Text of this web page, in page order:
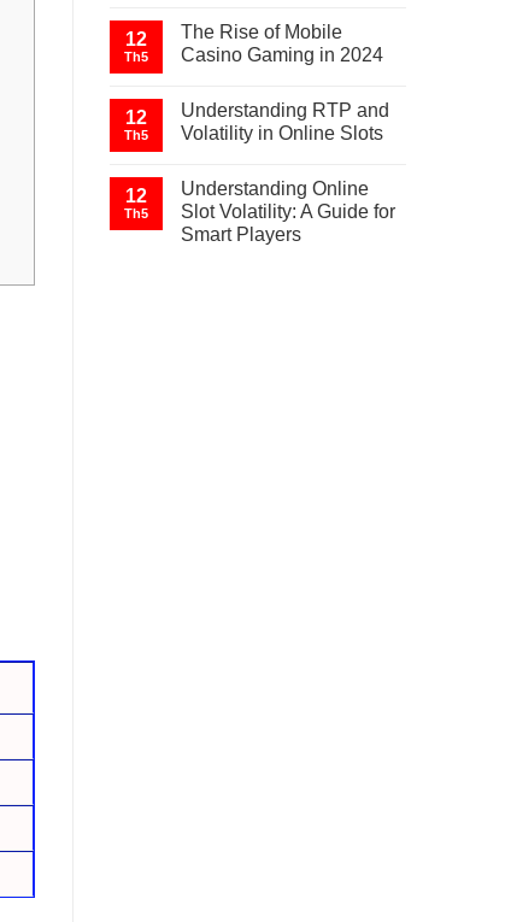
12
Th5
The Rise of Mobile
Casino Gaming in 2024
12
Th5
Understanding RTP and
Volatility in Online Slots
12
Th5
Understanding Online
Slot Volatility: A Guide for
Smart Players